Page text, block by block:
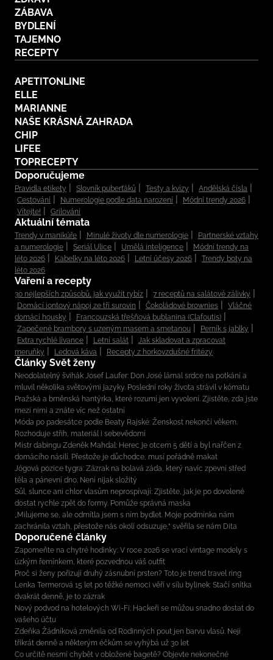
ZÁBAVA
BYDLENÍ
TAJEMNO
RECEPTY
APETITONLINE
ELLE
MARIANNE
NAŠE KRÁSNÁ ZAHRADA
CHIP
LIFEE
TOPRECEPTY
Doporučujeme
Pravidla etikety Slovník puberťáků Testy a kvízy
Andělská čísla
Cestování
Numerologie podle data narození
Módní trendy 2026
Vítejte!
Grilování
Aktuální témata
Trendy v manikúře Minulé životy dle numerologie
Partnerské vztahy
a numerologie
Seriál Ulice Umělá inteligence
Módní trendy na
léto 2026
Kabelky na léto 2026 Letní účesy 2026
Trendy boty na
léto 2026
Vaření a recepty
30 nejlepších způsobů, jak využít rybíz
7 receptů na salátové zálivky
Domácí iontový nápoj ze tří surovin
Čokoládové brownies
Vláčné
domácí housky
Francouzská třešňová bublanina (Clafoutis)
Zapečené brambory s uzeným masem a smetanou
Perník s jablky
Extra rychlé lívance
Letní salát
Jak skladovat a zpracovat
meruňky
Ledová káva Recepty z horkovzdušné fritézy
Články Svět ženy
Neodolatelný švihák Josef Laufer: Don José lámal srdce na potkání a
mluvil několika světovými jazyky. Poslední roky života strávil v kómatu
Pražská a brněnská hantýrka, které rozumí jen vyvolení. Zjistěte, zda jste
mezi nimi a znáte víc než ostatní
Móda po padesátce podle Beaty Rajské: Ženskost nekončí věkem.
Rozhoduje střih, materiál i sebevědomí
Mistr dabingu Zdeněk Mahdal: Herec je otcem 5 dětí a byl nařčen z
domácího násilí. Přestože je důchodce, musí pořádně makat
Jógová pozice tygra: Zázrak na bolavá záda, který navíc zpevní střed
těla a pánevní dno. Není nijak složitý
Sůl, slunce ani chlor vlasům neprospívají: Zjistěte, jak je po dovolené
dostat rychle zpět do formy. Pomůže správná maska
„Milujeme se, ale odmítla jsem s ním bydlet. Moje podmínka nám
zachránila vztah, přestože nás okolí odsuzuje,“ svěřila se nám Dita
Doporučené články
Zapomeňte na chytré hodinky: V roce 2026 se vrací vintage modely s
úzkým řemínkem, které pozvednou váš outfit
Proč si ženy pořizují druhý zásnubní prsten? Toto je trend travel ring
Lenka Termerová 15 let po těžké nemoci věří v sílu bylinek: Stačí snítka
dvakrát denně, je to zázrak
Nový podvod na hotelových Wi-Fi: Hackeři se můžou snadno dostat do
vašeho účtu
Zdeňka Žádníková změnila od Rodinných pout jen barvu vlasů. Nejí
třikrát denně a některým éčkům se vyhýbá už 30 let
Co určitě nesmí chybět v obložené bagetě? Objevte nekonečné